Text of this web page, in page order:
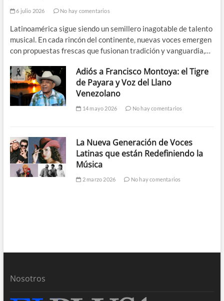
6 julio 2026 No hay comentarios
Latinoamérica sigue siendo un semillero inagotable de talento
musical. En cada rincón del continente, nuevas voces emergen
con propuestas frescas que fusionan tradición y vanguardia,…
Adiós a Francisco Montoya: el Tigre
de Payara y Voz del Llano
Venezolano
14 mayo 2026 No hay comentarios
La Nueva Generación de Voces
Latinas que están Redefiniendo la
Música
2 marzo 2026 No hay comentarios
Nosotros